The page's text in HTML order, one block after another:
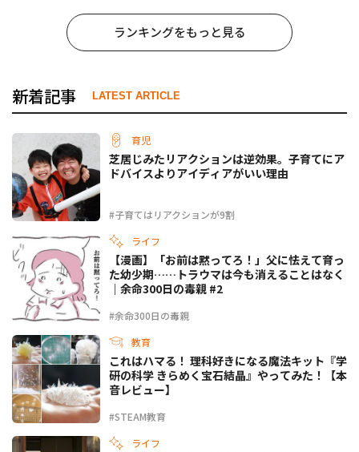
ランキングをもっと見る
新着記事 LATEST ARTICLE
育児
#子育てはリアクションが9割
芝居じみたリアクションは逆効果。子育てにア
ドバイスよりアイディアがいい理由
ライフ
#余命300日の毒親
【漫画】「お前は黙ってろ！」父に怯えて育っ
た幼少期……トラウマは今も消えることはなく
｜余命300日の毒親 #2
教育
#STEAM教育
これはハマる！ 理科好きになる魔法キット『学
研の科学 きらめく宝石結晶』やってみた！【本
音レビュー】
ライフ